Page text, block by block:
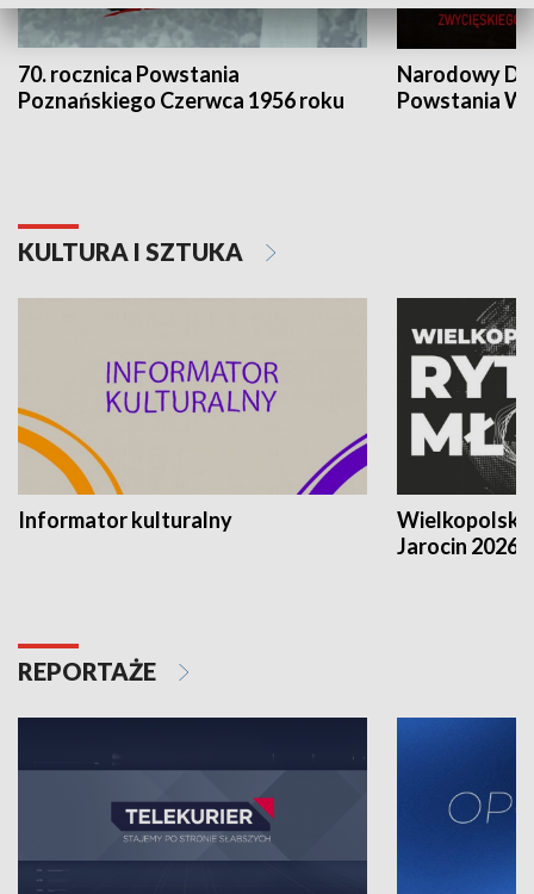
70. rocznica Powstania
Poznańskiego Czerwca 1956 roku
Narodowy
Powstania
KULTURA I SZTUKA
Informator kulturalny
Jarocin 2026
REPORTAŻE